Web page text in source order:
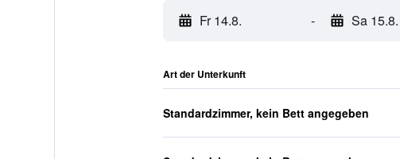
Fr 14.8. - Sa 15.8.
Art der Unterkunft
Standardzimmer, kein Bett angegeben